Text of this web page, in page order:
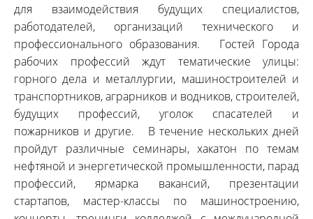
для взаимодействия будущих специалистов,
работодателей, организаций технического и
профессионального образования. Гостей Города
рабочих профессий ждут тематические улицы:
горного дела и металлургии, машиностроителей и
транспортников, аграрников и водников, строителей,
будущих профессий, уголок спасателей и
пожарников и другие. В течение нескольких дней
пройдут различные семинары, хакатон по темам
нефтяной и энергетической промышленности, парад
профессий, ярмарка вакансий, презентации
стартапов, мастер-классы по машиностроению,